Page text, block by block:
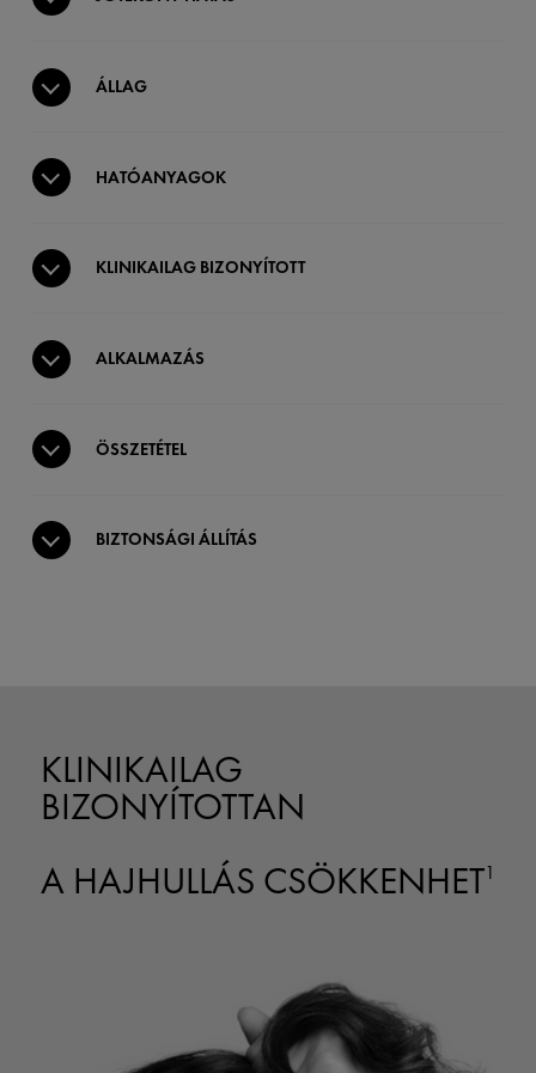
ÁLLAG
HATÓANYAGOK
KLINIKAILAG BIZONYÍTOTT
ALKALMAZÁS
ÖSSZETÉTEL
BIZTONSÁGI ÁLLÍTÁS
KLINIKAILAG
BIZONYÍTOTTAN
A HAJHULLÁS CSÖKKENHET1